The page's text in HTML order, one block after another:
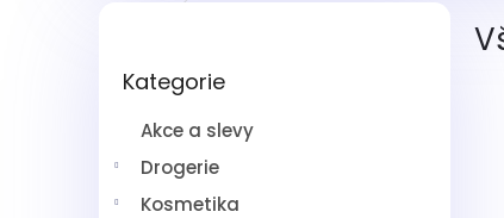
kategorie
Kategorie
Akce a slevy
Drogerie
Kosmetika